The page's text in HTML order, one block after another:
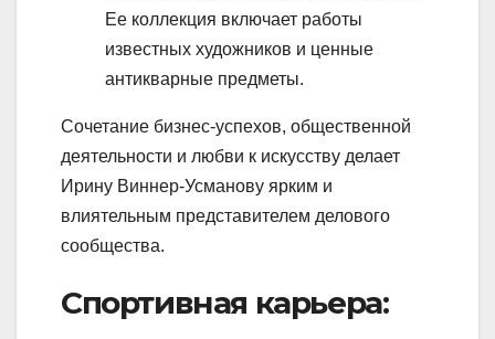
Ее коллекция включает работы
известных художников и ценные
антикварные предметы.
Сочетание бизнес-успехов, общественной
деятельности и любви к искусству делает
Ирину Виннер-Усманову ярким и
влиятельным представителем делового
сообщества.
Спортивная карьера: